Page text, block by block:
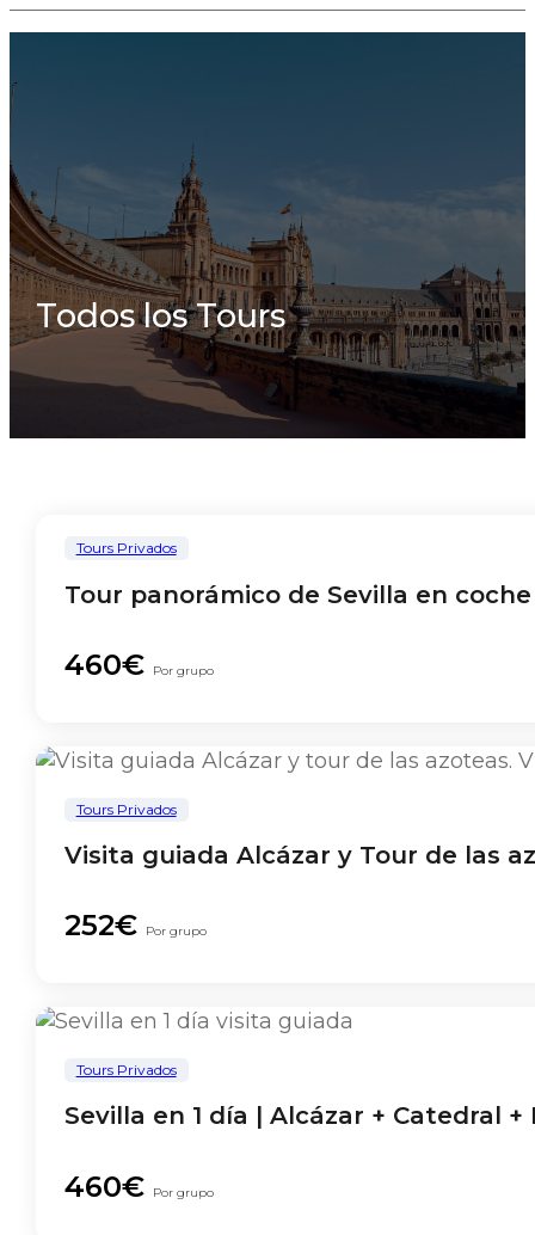
Todos los Tours
Tours Privados
Tour panorámico de Sevilla en coche
460€ Por grupo
Tours Privados
Visita guiada Alcázar y Tour de las
252€ Por grupo
Tours Privados
Sevilla en 1 día | Alcázar + Catedral
460€ Por grupo